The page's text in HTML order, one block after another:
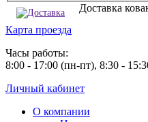
Доставка
Карта проезда
Часы работы:
8:00 - 17:00 (пн-пт), 8:30 -
Личный кабинет
О компании